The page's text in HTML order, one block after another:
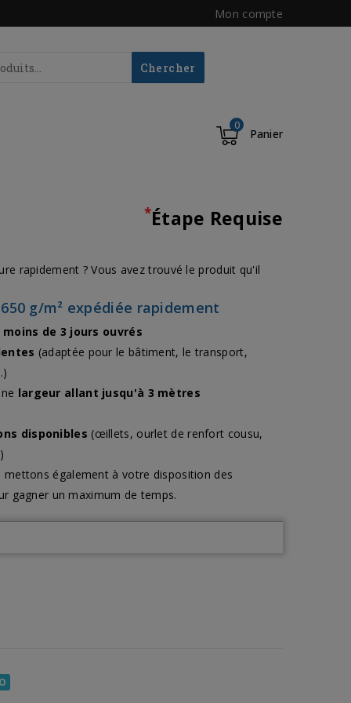
Mon compte
Chercher
0
Panier
*Étape Requise
rapidement ? Vous avez trouvé le produit qu'il
g/m² expédiée rapidement
de 3 jours ouvrés
(adaptée pour le bâtiment, le transport,
largeur allant jusqu'à 3 mètres
disponibles (œillets, ourlet de renfort cousu,
mettons également à votre disposition des
gagner un maximum de temps.